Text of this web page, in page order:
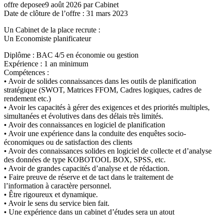
offre deposee9 août 2026 par Cabinet
Date de clôture de l’offre : 31 mars 2023
Un Cabinet de la place recrute :
Un Economiste planificateur
Diplôme : BAC 4/5 en économie ou gestion
Expérience : 1 an minimum
Compétences :
• Avoir de solides connaissances dans les outils de planification
stratégique (SWOT, Matrices FFOM, Cadres logiques, cadres de
rendement etc.)
• Avoir les capacités à gérer des exigences et des priorités multiples,
simultanées et évolutives dans des délais très limités.
• Avoir des connaissances en logiciel de planification
• Avoir une expérience dans la conduite des enquêtes socio-
économiques ou de satisfaction des clients
• Avoir des connaissances solides en logiciel de collecte et d’analyse
des données de type KOBOTOOL BOX, SPSS, etc.
• Avoir de grandes capacités d’analyse et de rédaction.
• Faire preuve de réserve et de tact dans le traitement de
l’information à caractère personnel.
• Être rigoureux et dynamique.
• Avoir le sens du service bien fait.
• Une expérience dans un cabinet d’études sera un atout